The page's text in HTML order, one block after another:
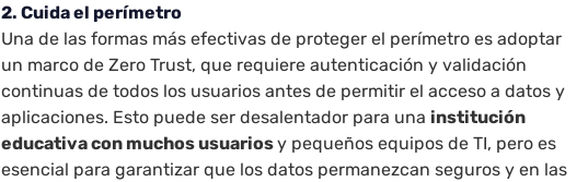
2. Cuida el perímetro
Una de las formas más efectivas de proteger el perímetro es adoptar
un marco de Zero Trust, que requiere autenticación y validación
continuas de todos los usuarios antes de permitir el acceso a datos y
aplicaciones. Esto puede ser desalentador para una institución
educativa con muchos usuariosy pequeños equipos de TI, pero es
esencial para garantizar que los datos permanezcan seguros y en las